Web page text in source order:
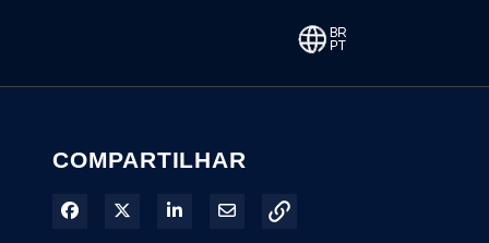
COMPARTILHAR
Compartilhar no Facebook
Compartilhar no X
Compartilhar no LinkedIn
Compartilhar por e-mail